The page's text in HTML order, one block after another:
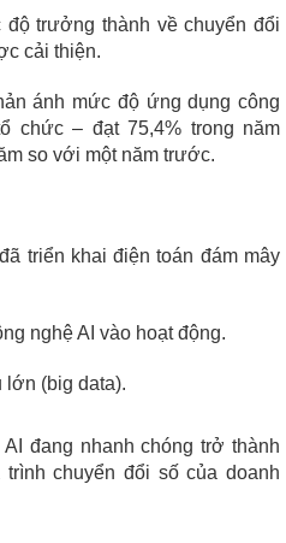
trưởng thành về chuyển đổi
cải thiện.
ánh mức độ ứng dụng công
chức – đạt 75,4% trong năm
so với một năm trước.
triển khai điện toán đám mây
nghệ AI vào hoạt động.
lớn (big data).
đang nhanh chóng trở thành
chuyển đổi số của doanh